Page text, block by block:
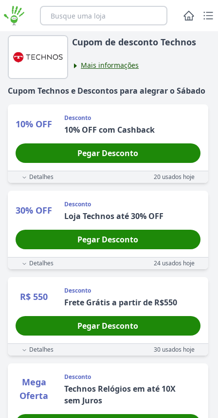
Cupom de desconto Technos
Mais informações
Cupom Technose Descontos para alegraroSábado
10% OFF
Desconto
10% OFF com Cashback
Pegar Desconto
Detalhes 20usados hoje
30% OFF
Desconto
Loja Technos até 30% OFF
Pegar Desconto
Detalhes 24usados hoje
R$ 550
Desconto
Frete Grátis a partir de R$550
Pegar Desconto
Detalhes 30usados hoje
Mega
Oferta
Desconto
Technos Relógios em até 10X
sem Juros